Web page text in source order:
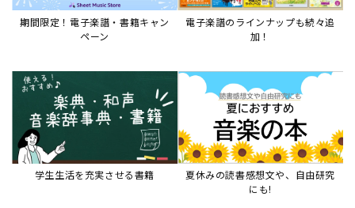
期間限定！電子楽譜・書籍キャン
ペーン
電子楽譜のラインナップも続々追
加！
学生生活を充実させる書籍
夏休みの読書感想文や、自由研究
にも!